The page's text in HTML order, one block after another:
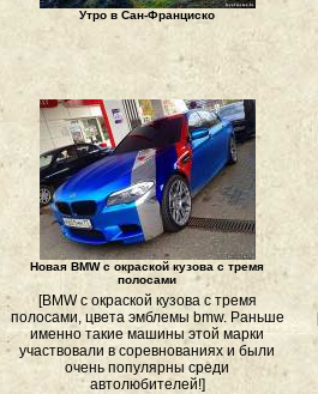
Утро в Сан-Франциско
Новая BMW с окраской кузова с тремя
полосами
[BMW с окраской кузова с тремя
полосами, цвета эмблемы bmw. Раньше
именно такие машины этой марки
участвовали в соревнованиях и были
очень популярны среди
автолюбителей!]